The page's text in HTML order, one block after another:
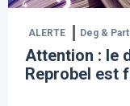
ALERTE Deg &
Attention : le
Reprobel est